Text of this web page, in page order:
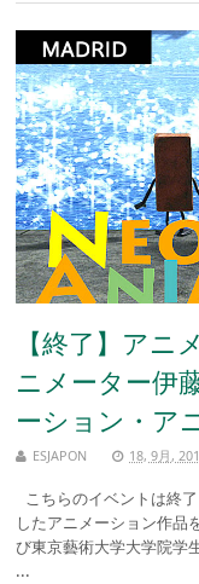
【終了】アニ
ニメーター伊
ーション・ア
ESJAPON 18, 9月,
こちらのイベントは終
したアニメーション作品
び東京藝術大学大学院学
...